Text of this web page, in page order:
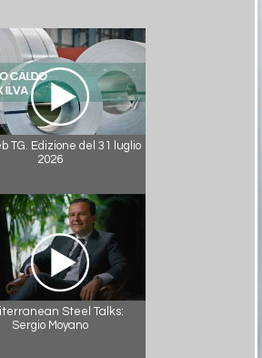
TG. Edizione del 31 luglio
2026
Steel Talks:
Sergio Moyano